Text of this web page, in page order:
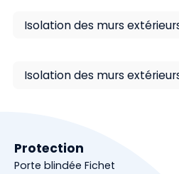
Isolation des murs
Isolation des murs
Protection
Porte blindée Fichet